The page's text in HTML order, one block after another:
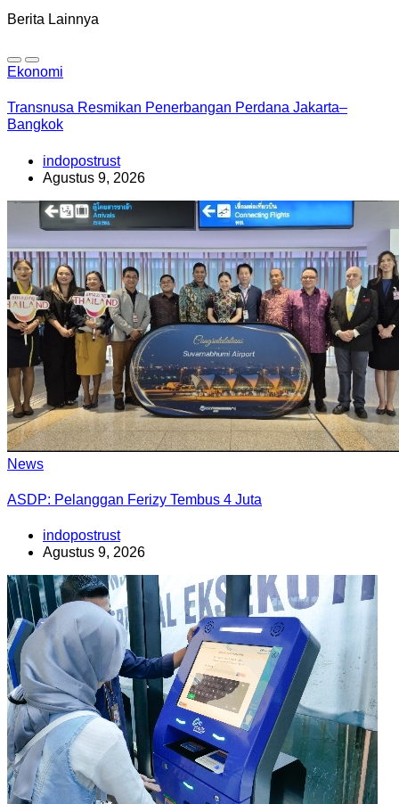
Berita Lainnya
Ekonomi
Transnusa Resmikan Penerbangan Perdana Jakarta–
Bangkok
indopostrust
Agustus 9, 2026
News
ASDP: Pelanggan Ferizy Tembus 4 Juta
indopostrust
Agustus 9, 2026